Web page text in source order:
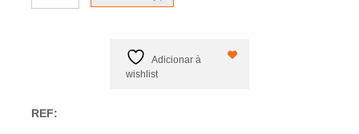
Adicionar à
wishlist
REF: